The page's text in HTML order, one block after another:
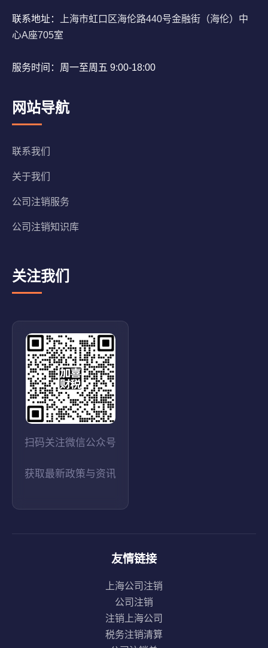
联系地址： 上海市虹口区海伦路440号金融街（海伦）中
心A座705室
服务时间：周一至周五 9:00-18:00
网站导航
联系我们
关于我们
公司注销服务
公司注销知识库
关注我们
扫码关注微信公众号
获取最新政策与资讯
友情链接
上海公司注销
公司注销
注销上海公司
税务注销清算